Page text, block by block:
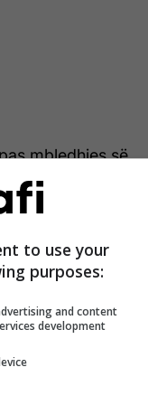
mbledhjes së
është drejtuar
e
ndërsa
milion euro për
thuhet në
siguria sociale
to use your
purposes:
and content
development